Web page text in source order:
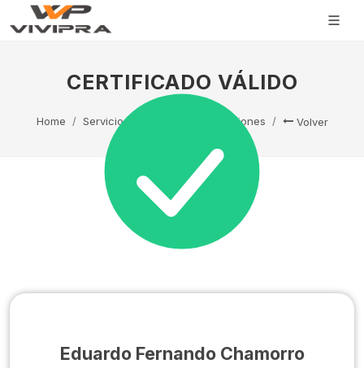
CERTIFICADO VÁLIDO
Home Servicio Técnico Capacitaciones Volver
Eduardo Fernando Chamorro